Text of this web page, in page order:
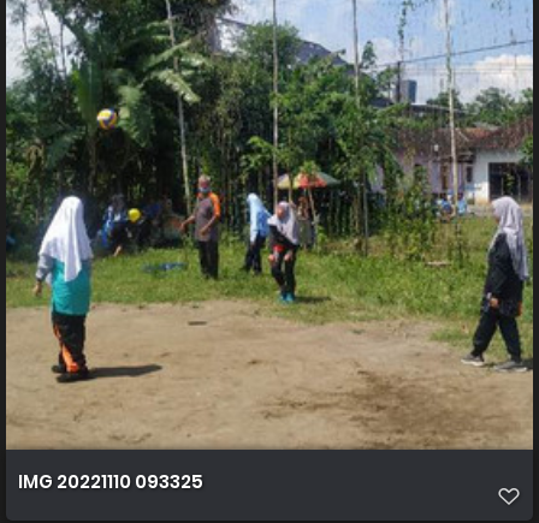
IMG 20221110 093325